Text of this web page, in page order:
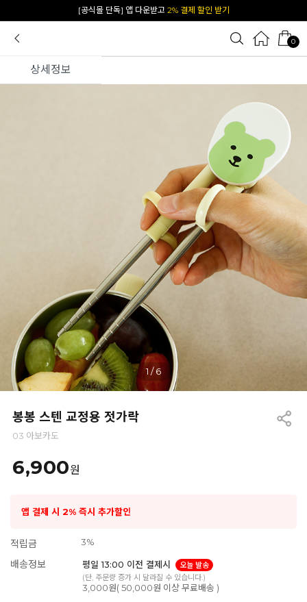
카카오 플친 추가하면1천원 즉시 할인 쿠폰
0
상세정보
1 /6
봉봉 스텐 교정용 젓가락
03 아보카도
6,900원
앱 결제 시 2% 즉시 추가할인
적립금 3%
배송정보 평일 13:00 이전 결제시
오늘 발송
(단, 주문량 증가 시 달라질 수 있습니다.)
3,000원( 50,000원 이상 무료배송 )